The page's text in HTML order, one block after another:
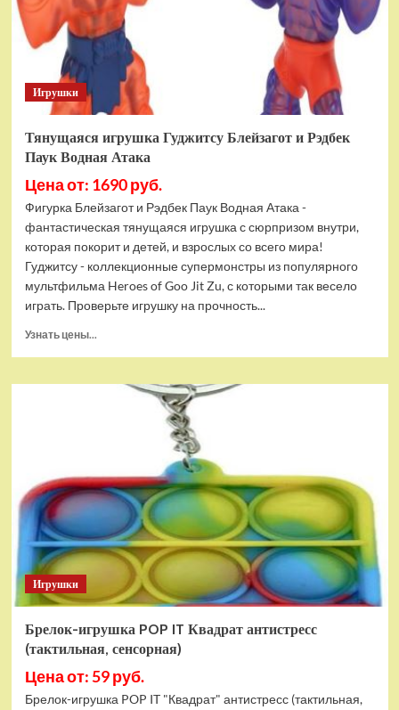
Игрушки
Тянущаяся игрушка Гуджитсу Блейзагот и Рэдбек
Паук Водная Атака
Цена от: 1690 руб.
Фигурка Блейзагот и Рэдбек Паук Водная Атака -
фантастическая тянущаяся игрушка с сюрпризом внутри,
которая покорит и детей, и взрослых со всего мира!
Гуджитсу - коллекционные супермонстры из популярного
мультфильма Heroes of Goo Jit Zu, с которыми так весело
играть. Проверьте игрушку на прочность...
Узнать цены...
Тянущаяся
Паук
Водная
Игрушки
Брелок-игрушка POP IT Квадрат антистресс
(тактильная, сенсорная)
Цена от: 59 руб.
Брелок-игрушка POP IT "Квадрат" антистресс (тактильная,